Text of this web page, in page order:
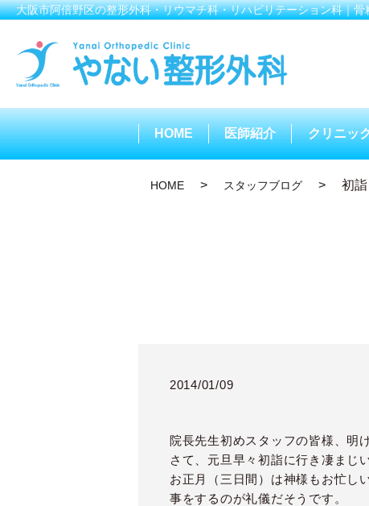
大阪市阿倍野区の整形外科・リウマチ科・リハビリテーション科｜
HOME 医師紹介 クリニッ
HOME スタッフブログ 初詣
2014/01/09
院長先生初めスタッフの皆様、明
さて、元旦早々初詣に行き凄まじ
お正月（三日間）は神様もお忙し
事をするのが礼儀だそうです。